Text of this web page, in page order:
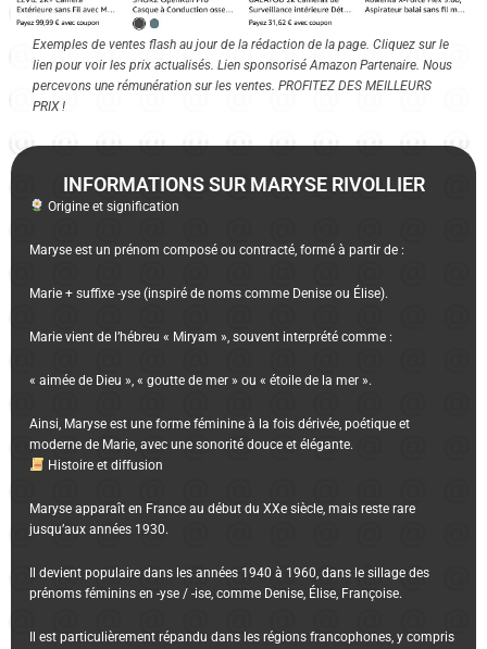
Exemples de ventes flash au jour de la rédaction de la page. Cliquez sur le
lien pour voir les prix actualisés. Lien sponsorisé Amazon Partenaire. Nous
percevons une rémunération sur les ventes. PROFITEZ DES MEILLEURS
PRIX !
INFORMATIONS SUR MARYSE RIVOLLIER
Origine et signification
Maryse est un prénom composé ou contracté, formé à partir de :
Marie + suffixe -yse (inspiré de noms comme Denise ou Élise).
Marie vient de l’hébreu « Miryam », souvent interprété comme :
« aimée de Dieu », « goutte de mer » ou « étoile de la mer ».
Ainsi, Maryse est une forme féminine à la fois dérivée, poétique et
moderne de Marie, avec une sonorité douce et élégante.
Histoire et diffusion
Maryse apparaît en France au début du XXe siècle, mais reste rare
jusqu’aux années 1930.
Il devient populaire dans les années 1940 à 1960, dans le sillage des
prénoms féminins en -yse / -ise, comme Denise, Élise, Françoise.
Il est particulièrement répandu dans les régions francophones, y compris